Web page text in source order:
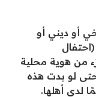
أو ديني أو
من هوية محلية
حتى لو بدت هذه
لدى أهلها.